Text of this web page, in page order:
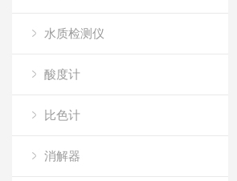
水质检测仪
酸度计
比色计
消解器